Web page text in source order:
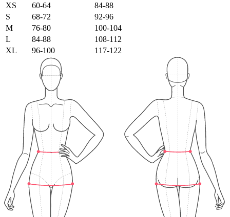
XS
60-64
84-88
S
68-72
92-96
M
76-80
100-104
L
84-88
108-112
XL
96-100 117-122